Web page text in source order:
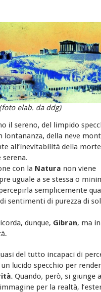
elab. da ddg)
il sereno, del limpido
lontananza, della neve
all’inevitabilità della
serena.
con la Natura non viene
uguale a se stessa o
semplicemente
sentimenti di purezza di
dunque, Gibran, ma
del tutto incapaci di
lucido specchio per
. Quando, però, si giunge
per la realtà,